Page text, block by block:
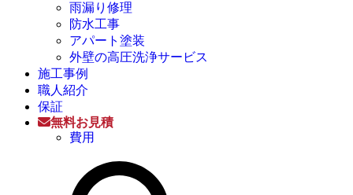
雨漏り修理
防水工事
アパート塗装
外壁の高圧洗浄サービス
施工事例
職人紹介
保証
無料お見積
費用